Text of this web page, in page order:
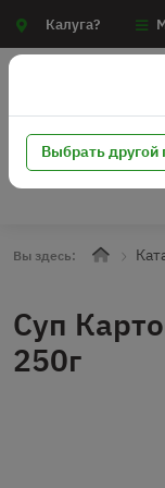
Калуга?
Вы здесь:
Суп
250г
Выбрать другой